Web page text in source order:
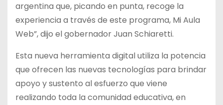
argentina que, picando en punta, recoge la
experiencia a través de este programa, Mi Aula
Web”, dijo el gobernador Juan Schiaretti.
Esta nueva herramienta digital utiliza la potencia
que ofrecen las nuevas tecnologías para brindar
apoyo y sustento al esfuerzo que viene
realizando toda la comunidad educativa, en